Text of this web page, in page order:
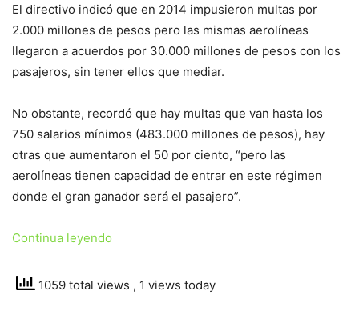
El directivo indicó que en 2014 impusieron multas por
2.000 millones de pesos pero las mismas aerolíneas
llegaron a acuerdos por 30.000 millones de pesos con los
pasajeros, sin tener ellos que mediar.
No obstante, recordó que hay multas que van hasta los
750 salarios mínimos (483.000 millones de pesos), hay
otras que aumentaron el 50 por ciento, “pero las
aerolíneas tienen capacidad de entrar en este régimen
donde el gran ganador será el pasajero”.
Continua leyendo
1059 total views , 1 views today